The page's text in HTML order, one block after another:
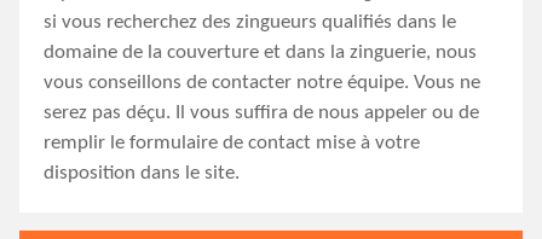
si vous recherchez des zingueurs qualifiés dans le
domaine de la couverture et dans la zinguerie, nous
vous conseillons de contacter notre équipe. Vous ne
serez pas déçu. Il vous suffira de nous appeler ou de
remplir le formulaire de contact mise à votre
disposition dans le site.